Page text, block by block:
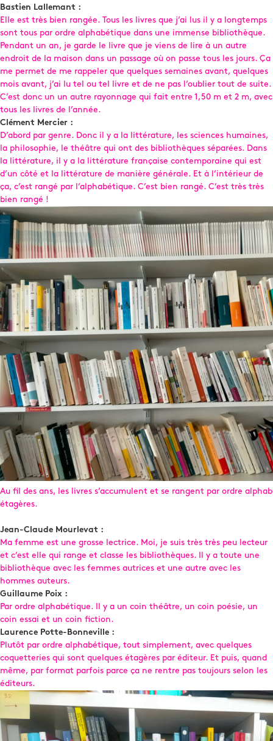
Bastien Lallemant :
Elle est très bien rangée. Tous les livres que j’ai lus il y a longtemps
sont tous par ordre alphabétique dans une immense bibliothèque.
Pendant un an, je garde le livre que je viens de lire à un autre
endroit de la maison dans un passage où on passe tous les jours. Ça
me permet de me rappeler que quelques semaines avant, quelques
mois avant, j’ai lu tel ou tel livre et de ne pas l’oublier tout de suite.
C’est donc un un autre rayonnage qui fait entre 1,50 m et 2 m, avec
tous les livres de l’année.
Clément Mercier :
D’abord par genre. Donc il y a la littérature, les sciences humaines,
la philosophie, le théâtre qui ont des bibliothèques séparées. Dans
la littérature, il y a la littérature française contemporaine qui est
d’un côté et la littérature de manière générale. Et à l’intérieur de
ça, c’est rangé par l’alphabétique. C’est bien rangé. C’est très très
bien rangé !
Au fil des ans, les livres s’accumulent et se rangent par ordre
étagères.
Jean-Claude Mourlevat :
Ma femme est une grosse lectrice. Moi, je suis très très peu lecteur
et c’est elle qui range et classe les bibliothèques. Il y a toute une
bibliothèque avec les femmes autrices et une autre avec les
hommes auteurs.
Guillaume Poix :
Par ordre alphabétique. Il y a un coin théâtre, un coin poésie, un
coin essai et un coin fiction.
Laurence Potte-Bonneville :
Plutôt par ordre alphabétique, tout simplement, avec quelques
coquetteries qui sont quelques étagères par éditeur. Et puis, quand
même, par format parfois parce ça ne rentre pas toujours selon les
éditeurs.